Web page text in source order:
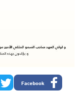
Facebook